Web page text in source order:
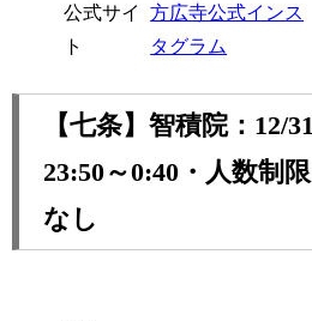
公式サイ
ト
方広寺公式インス
タグラム
【七条】智積院：12/31
23:50～0:40・人数制限
なし